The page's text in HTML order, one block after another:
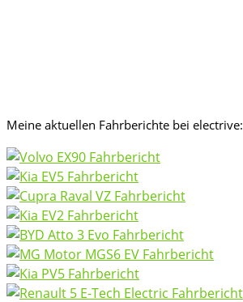
Meine aktuellen Fahrberichte bei electrive: